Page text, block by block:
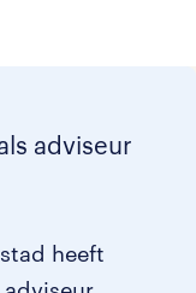
adviseur
heeft